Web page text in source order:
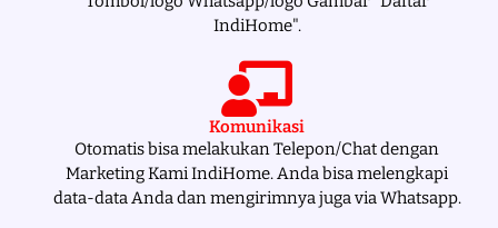
IndiHome".
Komunikasi
Otomatis bisa melakukan Telepon/Chat dengan
Marketing Kami IndiHome. Anda bisa melengkapi
data-data Anda dan mengirimnya juga via Whatsapp.